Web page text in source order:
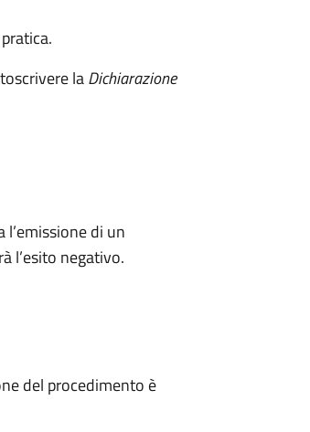
laDichiarazione
di un
l’esito negativo.
del procedimento è